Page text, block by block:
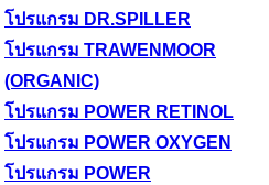
โปรแกรม DR.SPILLER
โปรแกรม TRAWENMOOR
(ORGANIC)
โปรแกรม POWER RETINOL
โปรแกรม POWER OXYGEN
โปรแกรม POWER